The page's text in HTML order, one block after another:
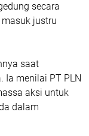
secara
justru
saat
Ia menilai PT PLN
aksi untuk
dalam